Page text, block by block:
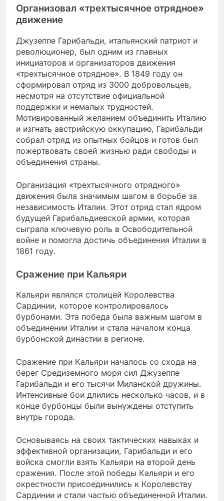
Организовал «трехтысячное отрядное»
движение
Джузеппе Гарибальди, итальянский патриот и
революционер, был одним из главных
инициаторов и организаторов движения
«трехтысячное отрядное». В 1849 году он
сформировал отряд из 3000 добровольцев,
несмотря на отсутствие официальной
поддержки и немалых трудностей.
Мотивированный желанием объединить Италию
и изгнать австрийскую оккупацию, Гарибальди
собрал отряд из опытных бойцов и готов был
пожертвовать своей жизнью ради свободы и
объединения страны.
Организация «трехтысячного отрядного»
движения была значимым шагом в борьбе за
независимость Италии. Этот отряд стал ядром
будущей Гарибальдиевской армии, которая
сыграла ключевую роль в Освободительной
войне и помогла достичь объединения Италии в
1861 году.
Сражение при Кальяри
Кальяри являлся столицей Королевства
Сардинии, которое контролировалось
бурбонами. Эта победа была важным шагом в
объединении Италии и стала началом конца
бурбонской династии в регионе.
Сражение при Кальяри началось со схода на
берег Средиземного моря сил Джузеппе
Гарибальди и его тысячи Миланской дружины.
Интенсивные бои длились несколько часов, и в
конце бурбонцы были вынуждены отступить
внутрь города.
Основываясь на своих тактических навыках и
эффективной организации, Гарибальди и его
войска смогли взять Кальяри на второй день
сражения. После этой победы Кальяри и его
окрестности присоединились к Королевству
Сардинии и стали частью объединенной Италии.